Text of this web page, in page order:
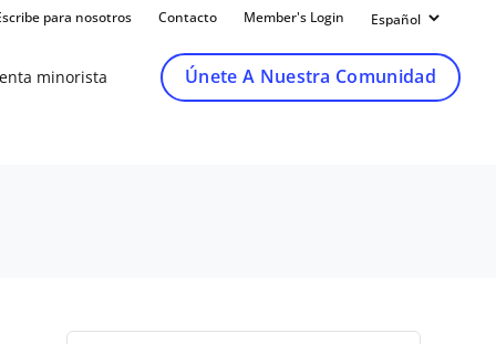
para nosotros Contacto Member's Login
minorista Únete A Nuestra Comunidad